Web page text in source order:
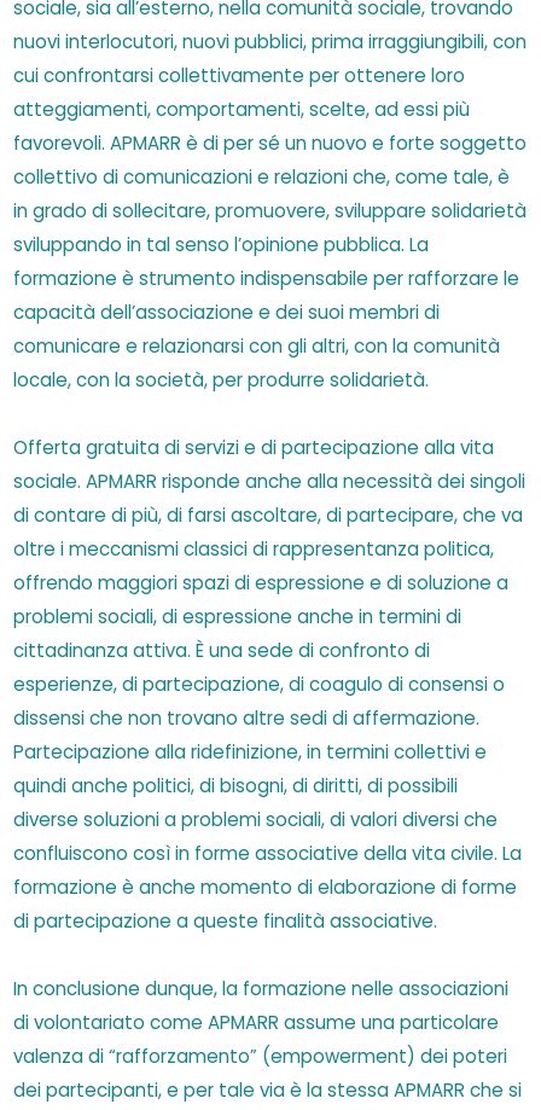
sociale, sia all’esterno, nella comunità sociale, trovando
nuovi interlocutori, nuovi pubblici, prima irraggiungibili, con
cui confrontarsi collettivamente per ottenere loro
atteggiamenti, comportamenti, scelte, ad essi più
favorevoli. APMARR è di per sé un nuovo e forte soggetto
collettivo di comunicazioni e relazioni che, come tale, è
in grado di sollecitare, promuovere, sviluppare solidarietà
sviluppando in tal senso l’opinione pubblica. La
formazione è strumento indispensabile per rafforzare le
capacità dell’associazione e dei suoi membri di
comunicare e relazionarsi con gli altri, con la comunità
locale, con la società, per produrre solidarietà.
Offerta gratuita di servizi e di partecipazione alla vita
sociale. APMARR risponde anche alla necessità dei singoli
di contare di più, di farsi ascoltare, di partecipare, che va
oltre i meccanismi classici di rappresentanza politica,
offrendo maggiori spazi di espressione e di soluzione a
problemi sociali, di espressione anche in termini di
cittadinanza attiva. È una sede di confronto di
esperienze, di partecipazione, di coagulo di consensi o
dissensi che non trovano altre sedi di affermazione.
Partecipazione alla ridefinizione, in termini collettivi e
quindi anche politici, di bisogni, di diritti, di possibili
diverse soluzioni a problemi sociali, di valori diversi che
confluiscono così in forme associative della vita civile. La
formazione è anche momento di elaborazione di forme
di partecipazione a queste finalità associative.
In conclusione dunque, la formazione nelle associazioni
di volontariato come APMARR assume una particolare
valenza di “rafforzamento” (empowerment) dei poteri
dei partecipanti, e per tale via è la stessa APMARR che si